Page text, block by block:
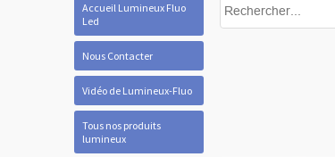
Accueil Lumineux Fluo
Led
Nous Contacter
Vidéo de Lumineux-Fluo
Tous nos produits
lumineux